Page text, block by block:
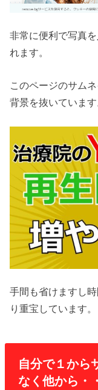
非常に便利で写真
れます。
このページのサム
背景を抜いています
手間も省けますし
り重宝しています。
自分で１から
なく他から・